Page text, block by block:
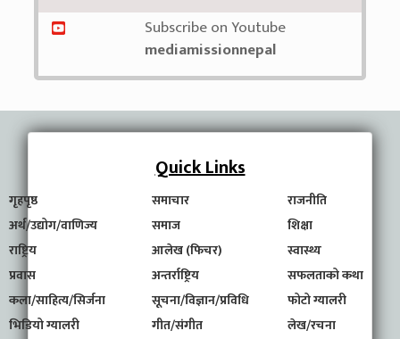
Subscribe on Youtube
mediamissionnepal
Quick Links
गृहपृष्ठ समाचार
राजनीति
अर्थ/उद्योग/वाणिज्य
समाज
शिक्षा
राष्ट्रिय
आलेख (फिचर)
स्वास्थ्य
प्रवास
अन्तर्राष्ट्रिय
सफलताको कथा
कला/साहित्य/सिर्जना
सूचना/विज्ञान/प्रविधि
फोटो ग्यालरी
भिडियो ग्यालरी
गीत/संगीत
लेख/रचना